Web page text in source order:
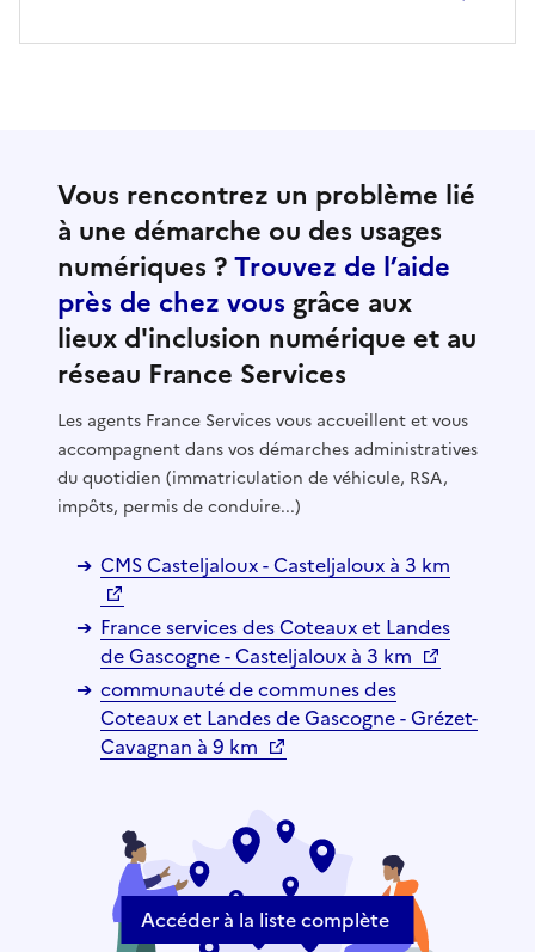
Vous rencontrez un problème lié
à une démarche ou des usages
numériques ?Trouvez de l’aide
près de chez vous grâce aux
lieux d'inclusion numérique et au
réseau France Services
Les agents France Services vous accueillent et vous
accompagnent dans vos démarches administratives
du quotidien (immatriculation de véhicule, RSA,
impôts, permis de conduire...)
CMS Casteljaloux - Casteljaloux à 3 km
France services des Coteaux et Landes
de Gascogne - Casteljaloux à 3 km
communauté de communes des
Coteaux et Landes de Gascogne - Grézet-
Cavagnan à 9 km
Accéder à la liste complète